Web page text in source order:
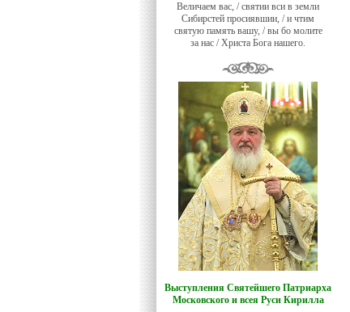
Величаем вас, / святии вси в земли
Сибирстей просиявшии, / и чтим
святую память вашу, / вы бо молите
за нас / Христа Бога нашего.
Выступления Святейшего Патриарха
Московского и всея Руси Кирилла